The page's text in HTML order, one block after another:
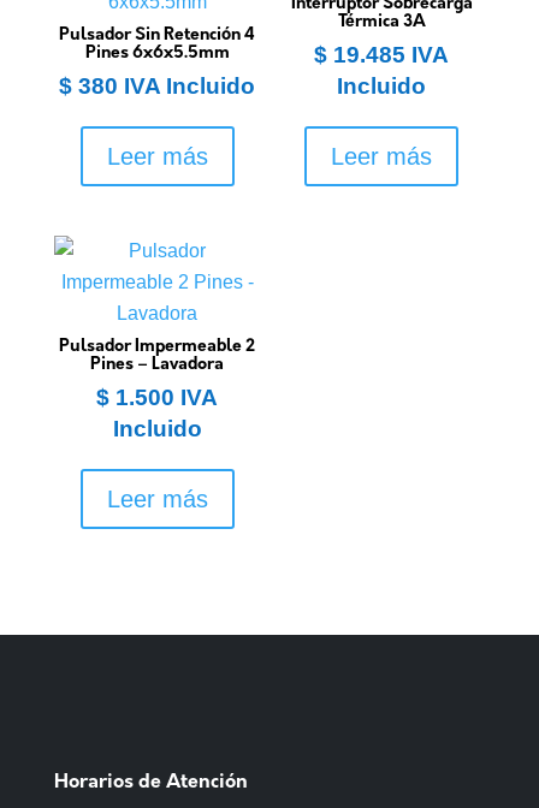
Pulsador Sin Retención 4
Pines 6x6x5.5mm
$ 380 IVA Incluido
Leer más
Interruptor Sobrecarga
Térmica 3A
$ 19.485 IVA
Incluido
Leer más
Pulsador Impermeable 2
Pines – Lavadora
$ 1.500 IVA
Incluido
Leer más
Horarios de Atención